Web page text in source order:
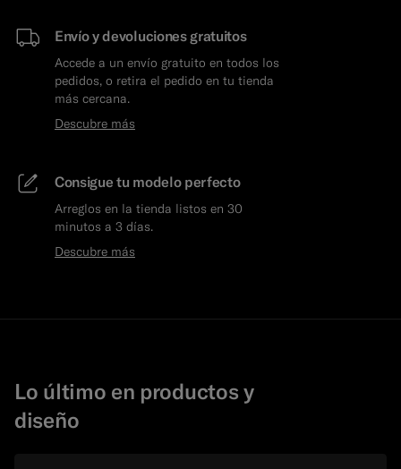
Envío y devoluciones gratuitos
Accede a un envío gratuito en todos los
pedidos, o retira el pedido en tu tienda
más cercana.
Descubre más
Consigue tu modelo perfecto
Arreglos en la tienda listos en 30
minutos a 3 días.
Descubre más
Lo último en productos y
diseño